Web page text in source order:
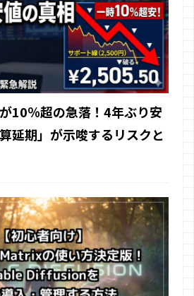
10％超の急落！4年ぶり安
延期」が示唆するリスクと